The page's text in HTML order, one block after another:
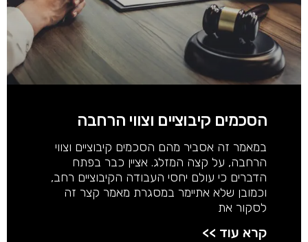
הסכמים קיבוציים וצווי הרחבה
במאמר זה אסביר מהם הסכמים קיבוציים וצווי
הרחבה, על קצה המזלג. אציין כבר בפתח
הדברים כי עולם יחסי העבודה הקיבוציים רחב,
וכמובן שלא אתיימר במסגרת מאמר קצר זה
לסקור את
קרא עוד >>